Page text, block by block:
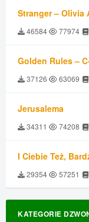
Stranger – Olivia
46584 77974
Golden Rules –
37126 63069
Jerusalema
34311 74208
I Ciebie Też,
29354 57251
KATEGORIE